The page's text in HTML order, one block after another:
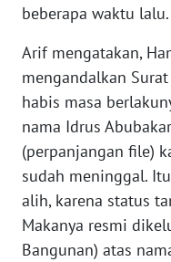
beberapa waktu lalu.
Arif mengatakan,
mengandalkan
habis masa
nama Idrus
(perpanjangan file)
sudah meninggal.
alih, karena status
Makanya resmi
Bangunan) atas
KARIR
DISCLAIMER
News
Regional
WN
SUMUT